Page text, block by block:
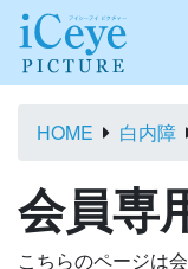
HOME 白内障
会員専
こちらのページは